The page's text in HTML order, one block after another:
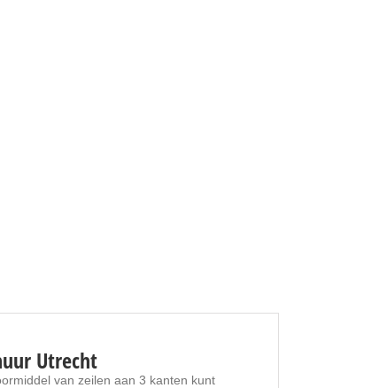
Utrecht
van zeilen aan 3 kanten kunt